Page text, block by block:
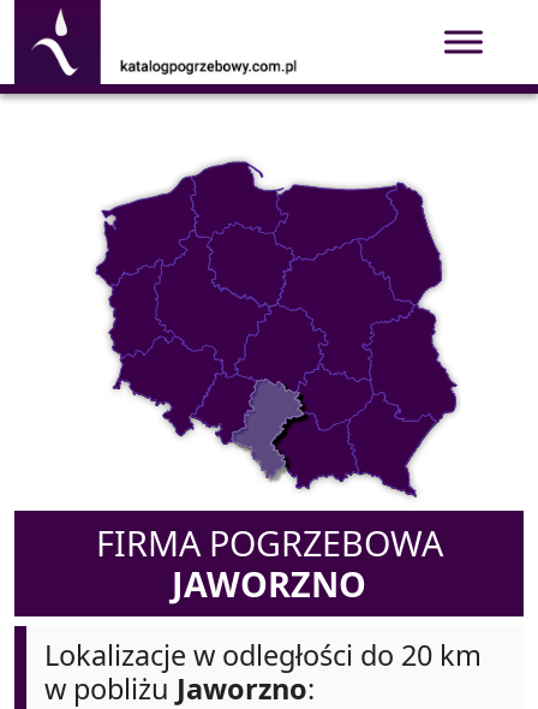
FIRMA POGRZEBOWA
JAWORZNO
Lokalizacje w odległości do 20 km
w pobliżu Jaworzno: